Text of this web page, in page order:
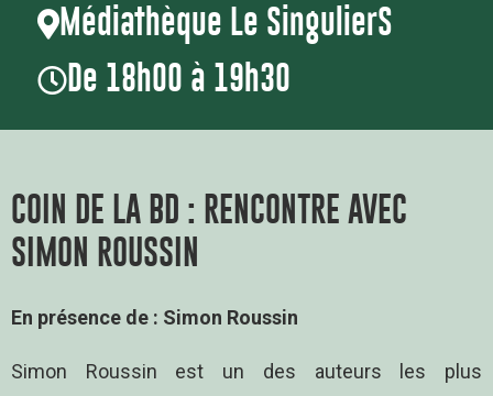
Médiathèque Le SingulierS
De 18h00 à 19h30
COIN DE LA BD : RENCONTRE AVEC
SIMON ROUSSIN
En présence de : Simon Roussin
Simon Roussin est un des auteurs les plus